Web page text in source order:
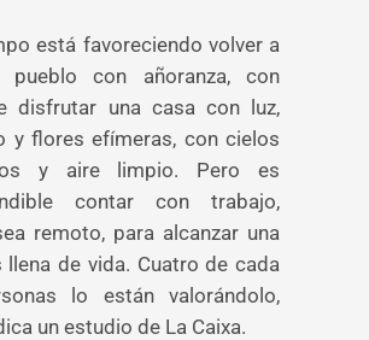
está favoreciendo volver a
con añoranza, con
disfrutar una casa con luz,
y flores efímeras, con cielos
y aire limpio. Pero es
contar con trabajo,
remoto, para alcanzar una
llena de vida. Cuatro de cada
lo están valorándolo,
un estudio de La Caixa.